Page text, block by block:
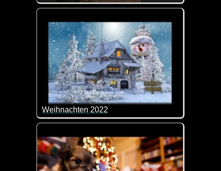
Wenn die beiden nicht super lieb sind.
Weihnachten 2022
Ein schönes Video für die Vorweihnachtszeit.